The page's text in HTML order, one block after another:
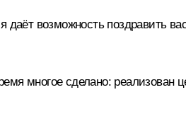
даёт возможность поздравить
многое сделано: реализован